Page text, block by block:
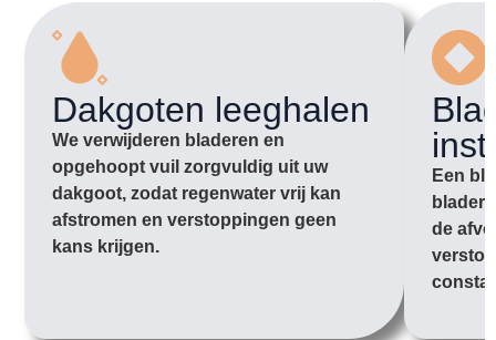
Dakgoten leeghalen
We verwijderen bladeren en
opgehoopt vuil zorgvuldig uit uw
dakgoot, zodat regenwater vrij kan
afstromen en verstoppingen geen
kans krijgen.
Een
de